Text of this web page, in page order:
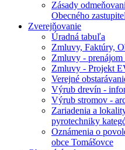
Zásady
Obecného
Zverejňovanie
Úradná tabuľa
Zmluvy, Faktúry,
Zmluvy -
Zmluvy - Projekt
Verejné
Výrub drevín -
Výrub stromov -
Zariadenia a
pyrotechniky
Oznámenia o
obce Tomášovce